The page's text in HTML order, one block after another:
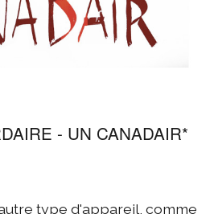
- UN CANADAIR*
type d'appareil, comme